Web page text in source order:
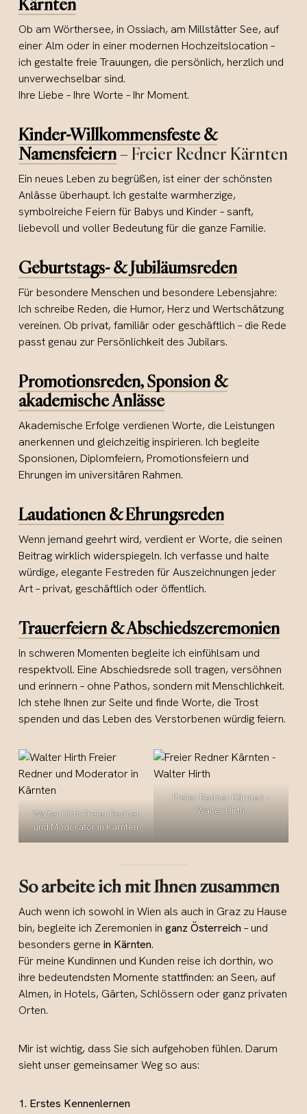
Kärnten
Ob am Wörthersee, in Ossiach, am Millstätter See, auf
einer Alm oder in einer modernen Hochzeitslocation –
ich gestalte freie Trauungen, die persönlich, herzlich und
unverwechselbar sind.
Ihre Liebe – Ihre Worte – Ihr Moment.
Kinder-Willkommensfeste &
Namensfeiern– Freier Redner Kärnten
Ein neues Leben zu begrüßen, ist einer der schönsten
Anlässe überhaupt. Ich gestalte warmherzige,
symbolreiche Feiern für Babys und Kinder – sanft,
liebevoll und voller Bedeutung für die ganze Familie.
Geburtstags- & Jubiläumsreden
Für besondere Menschen und besondere Lebensjahre:
Ich schreibe Reden, die Humor, Herz und Wertschätzung
vereinen. Ob privat, familiär oder geschäftlich – die Rede
passt genau zur Persönlichkeit des Jubilars.
Promotionsreden, Sponsion &
akademische Anlässe
Akademische Erfolge verdienen Worte, die Leistungen
anerkennen und gleichzeitig inspirieren. Ich begleite
Sponsionen, Diplomfeiern, Promotionsfeiern und
Ehrungen im universitären Rahmen.
Laudationen & Ehrungsreden
Wenn jemand geehrt wird, verdient er Worte, die seinen
Beitrag wirklich widerspiegeln. Ich verfasse und halte
würdige, elegante Festreden für Auszeichnungen jeder
Art – privat, geschäftlich oder öffentlich.
Trauerfeiern & Abschiedszeremonien
In schweren Momenten begleite ich einfühlsam und
respektvoll. Eine Abschiedsrede soll tragen, versöhnen
und erinnern – ohne Pathos, sondern mit Menschlichkeit.
Ich stehe Ihnen zur Seite und finde Worte, die Trost
spenden und das Leben des Verstorbenen würdig feiern.
Walter Hirth Freier Redner
und Moderator in Kärnten
Freier Redner Kärnten –
Walter Hirth
So arbeite ich mit Ihnen zusammen
Auch wenn ich sowohl in Wien als auch in Graz zu Hause
bin, begleite ich Zeremonien inganz Österreich – und
besonders gernein Kärnten.
Für meine Kundinnen und Kunden reise ich dorthin, wo
ihre bedeutendsten Momente stattfinden: an Seen, auf
Almen, in Hotels, Gärten, Schlössern oder ganz privaten
Orten.
Mir ist wichtig, dass Sie sich aufgehoben fühlen. Darum
sieht unser gemeinsamer Weg so aus:
1. Erstes Kennenlernen